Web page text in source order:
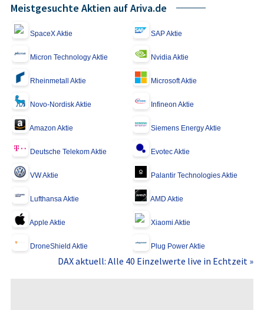
Meistgesuchte Aktien auf Ariva.de
SpaceX Aktie SAP Aktie
Micron Technology Aktie Nvidia Aktie
Rheinmetall Aktie Microsoft Aktie
Novo-Nordisk Aktie Infineon Aktie
Amazon Aktie Siemens Energy Aktie
Deutsche Telekom Aktie Evotec Aktie
VW Aktie Palantir Technologies Aktie
Lufthansa Aktie AMD Aktie
Apple Aktie Xiaomi Aktie
DroneShield Aktie Plug Power Aktie
DAX aktuell: Alle 40 Einzelwerte live in Echtzeit »